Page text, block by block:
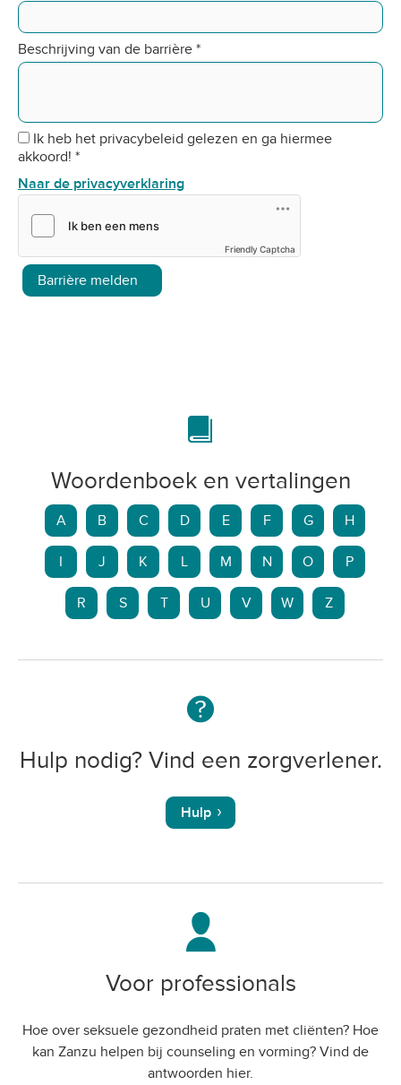
Beschrijving van de barrière *
Ik heb het privacybeleid gelezen en ga hiermee
akkoord! *
Naar de privacyverklaring
Friendly Captcha
Barrière melden
Woordenboek en vertalingen
A B C D E F G H
J K L M N O P
R S T U V W Z
Hulp nodig? Vind een zorgverlener.
Hulp
Voor professionals
Hoe over seksuele gezondheid praten met cliënten? Hoe
kan Zanzu helpen bij counseling en vorming? Vind de
antwoorden hier.